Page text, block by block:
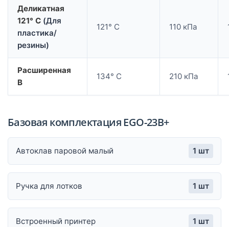
Деликатная
121° C (Для
пластика/
резины)
121° C 110 кПа
Расширенная
B
134° C 210 кПа
Базовая комплектация EGO-23B+
Автоклав паровой малый 1 шт
Ручка для лотков 1 шт
Встроенный принтер 1 шт